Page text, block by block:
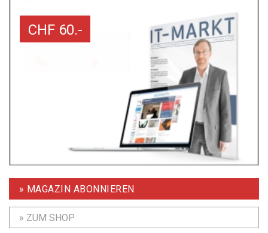
CHF 60.-
» MAGAZIN ABONNIEREN
» ZUM SHOP